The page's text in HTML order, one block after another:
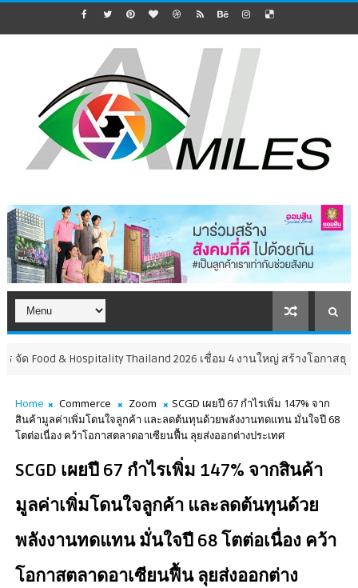
Thailand 2026 เชื่อม 4 งานใหญ่ สร้างโอกาสธุรกิจครบวงจร
Home Commerce Zoom
SCGD เผยปี 67 กำไรเพิ่ม 147% จาก
สินค้ามูลค่าเพิ่มโดนใจลูกค้า และลดต้นทุนด้วยพลังงานทดแทน มั่นใจปี 68
โตต่อเนื่อง คว้าโอกาสตลาดอาเซียนฟื้น ลุยส่งออกต่างประเทศ
SCGD เผยปี 67 กำไรเพิ่ม 147% จากสินค้า
มูลค่าเพิ่มโดนใจลูกค้า และลดต้นทุนด้วย
พลังงานทดแทน มั่นใจปี 68 โตต่อเนื่อง คว้า
โอกาสตลาดอาเซียนฟื้น ลุยส่งออกต่าง